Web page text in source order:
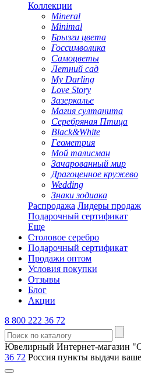
Коллекции
Mineral
Minimal
Брызги цвета
Госсимволика
Самоцветы
Летний сад
My Darling
Love Story
Зазеркалье
Магия султанита
Серебряная Птица
Black&White
Геометрия
Мой талисман
Зачарованный мир
Драгоценное кружево
Wedding
Знаки зодиака
Распродажа Лидеры продаж
Подарочный сертификат
Еще
Столовое серебро
Подарочный сертификат
Продажи оптом
Условия покупки
Отзывы
Блог
Акции
8 800 222 36 72
Ювелирный Интернет-магазин
36 72 Россия пункты выдачи